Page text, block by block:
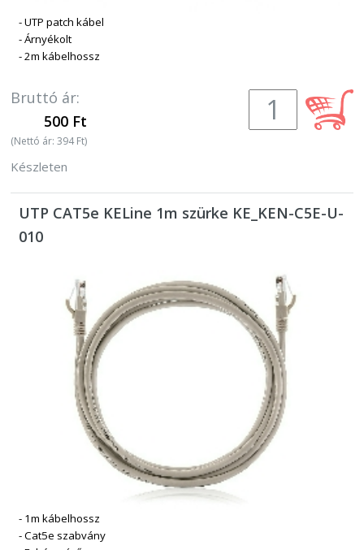
- UTP patch kábel
- Árnyékolt
- 2m kábelhossz
Bruttó ár:
500 Ft
(Nettó ár: 394 Ft)
Készleten
UTP CAT5e KELine 1m szürke KE_KEN-C5E-U-
010
- 1m kábelhossz
- Cat5e szabvány